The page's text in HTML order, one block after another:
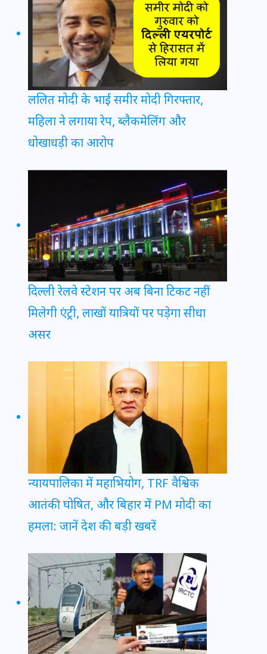
ललित मोदी के भाई समीर मोदी गिरफ्तार,
महिला ने लगाया रेप, ब्लैकमेलिंग और
धोखाधड़ी का आरोप
दिल्ली रेलवे स्टेशन पर अब बिना टिकट नहीं
मिलेगी एंट्री, लाखों यात्रियों पर पड़ेगा सीधा
असर
न्यायपालिका में महाभियोग, TRF वैश्विक
आतंकी घोषित, और बिहार में PM मोदी का
हमला: जानें देश की बड़ी खबरें